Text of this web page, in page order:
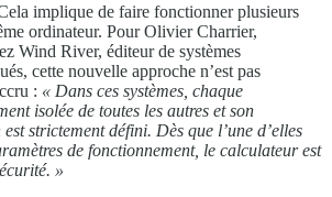
implique de faire fonctionner plusieurs
ordinateur. Pour Olivier Charrier,
Wind River, éditeur de systèmes
cette nouvelle approche n’est pas
: « Dans ces systèmes, chaque
isolée de toutes les autres et son
est strictement défini. Dès que l’une d’elles
de fonctionnement, le calculateur est
»